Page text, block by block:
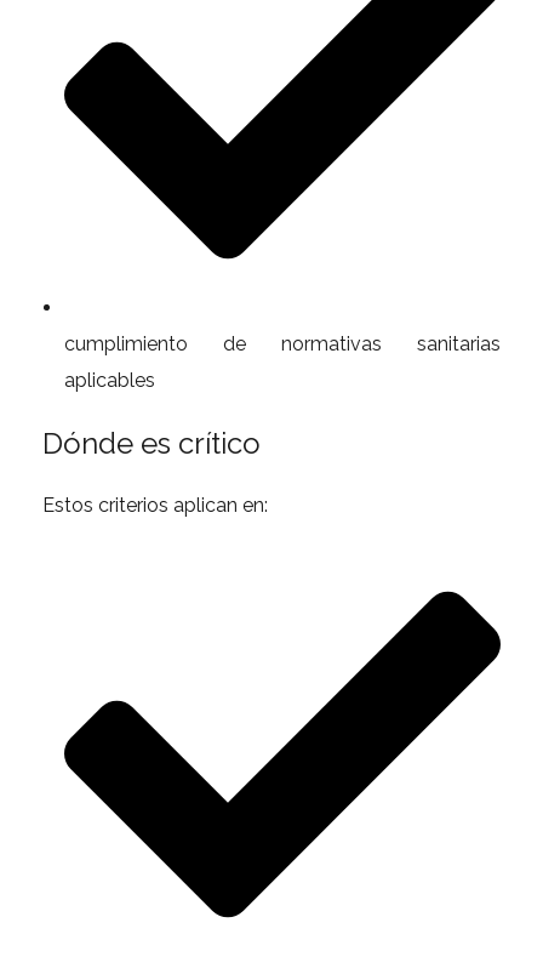
cumplimiento de normativas sanitarias
aplicables
Dónde es crítico
Estos criterios aplican en: